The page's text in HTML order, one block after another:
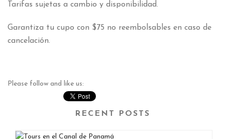
Tarifas sujetas a cambio y disponibilidad.
Garantiza tu cupo con $75 no reembolsables en caso de
cancelación.
Please follow and like us:
RECENT POSTS